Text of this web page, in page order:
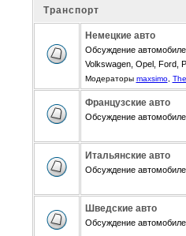
Транспорт
Немецкие авто
Обсуждение
Volkswagen, Opel, Ford,
Модераторы maxsimo,
Французские авто
Обсуждение
Итальянские авто
Обсуждение
Шведские авто
Обсуждение